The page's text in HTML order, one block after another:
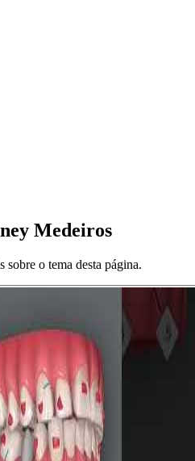
Medeiros
sobre o tema desta página.